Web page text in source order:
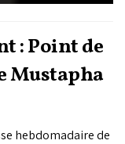
: Point de
Mustapha
hebdomadaire de